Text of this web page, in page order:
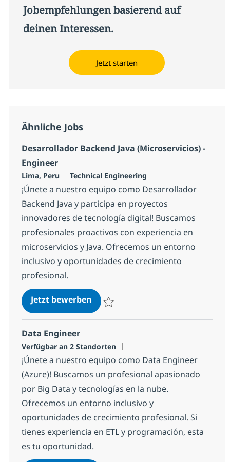
Jobempfehlungen basierend auf
deinen Interessen.
Jetzt starten
Ähnliche Jobs
Desarrollador Backend Java (Microservicios) -
Engineer
Standort
Lima, Peru Kategorie
Technical Engineering
¡Únete a nuestro equipo como Desarrollador
Backend Java y participa en proyectos
innovadores de tecnología digital! Buscamos
profesionales proactivos con experiencia en
microservicios y Java. Ofrecemos un entorno
inclusivo y oportunidades de crecimiento
profesional.
Jetzt bewerbenDesarrollador Backend Java
Data Engineer
Verfügbar an 2 Standorten
¡Únete a nuestro equipo como Data Engineer
(Azure)! Buscamos un profesional apasionado
por Big Data y tecnologías en la nube.
Ofrecemos un entorno inclusivo y
oportunidades de crecimiento profesional. Si
tienes experiencia en ETL y programación, esta
es tu oportunidad.